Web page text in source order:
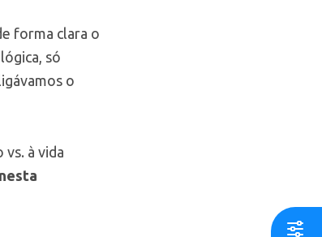
forma clara o
só
o
à vida